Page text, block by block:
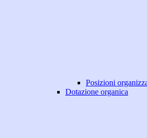
Posizioni
Dotazione organica